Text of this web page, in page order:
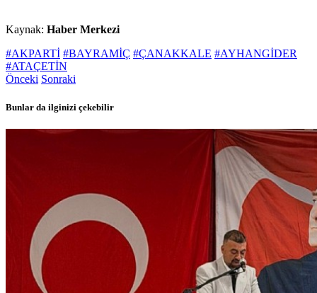
Kaynak: Haber Merkezi
#AKPARTİ #BAYRAMİÇ #ÇANAKKALE #AYHANGİDER
#ATAÇETİN
Önceki Sonraki
Bunlar da ilginizi çekebilir